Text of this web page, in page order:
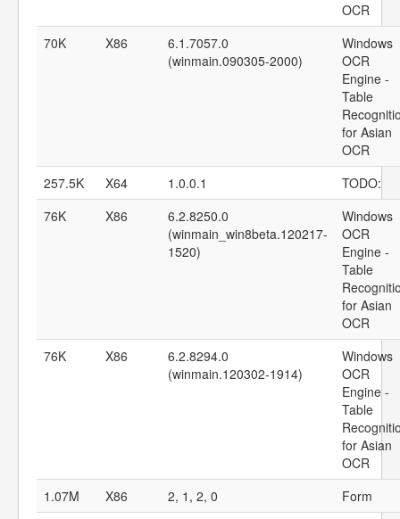
OCR
70K
X86
6.1.7057.0
(winmain.090305-2000)
Windows
OCR
Engine -
Table
for Asian
OCR
257.5K
X64 1.0.0.1
TODO:
76K
X86
6.2.8250.0
(winmain_win8beta.120217-
1520)
Windows
OCR
Engine -
Table
for Asian
OCR
76K
X86
6.2.8294.0
(winmain.120302-1914)
Windows
OCR
Engine -
Table
for Asian
OCR
1.07M
X86 2, 1, 2, 0
Form